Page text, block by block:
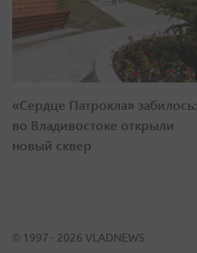
«Сердце Патрокла» забилось:
во Владивостоке открыли
новый сквер
© 1997 - 2026 VLADNEWS